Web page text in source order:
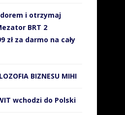
i otrzymaj
BRT 2
zł za darmo na cały
BIZNESU MIHI
wchodzi do Polski